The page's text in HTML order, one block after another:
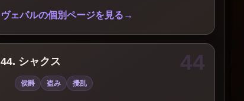
ヴェパルの個別ページを見る
44. シャクス
侯爵 盗み 攪乱